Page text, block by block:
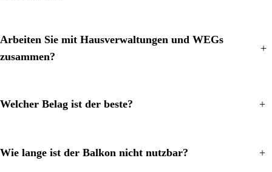
Arbeiten Sie mit Haus­verwaltungen und WEGs
zusammen?
+
Welcher Belag ist der beste? +
Wie lange ist der Balkon nicht nutzbar? +